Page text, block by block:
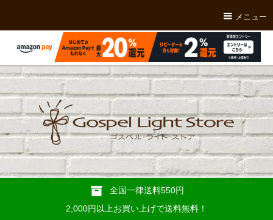
メニュー
全国一律送料550円
2,000円以上お買い上げで送料無料！